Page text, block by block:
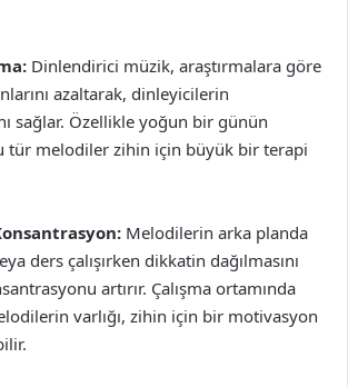
Dinlendirici müzik, araştırmalara göre
azaltarak, dinleyicilerin
sağlar. Özellikle yoğun bir günün
tür melodiler zihin için büyük bir terapi
Melodilerin arka planda
ders çalışırken dikkatin dağılmasını
artırır. Çalışma ortamında
varlığı, zihin için bir motivasyon